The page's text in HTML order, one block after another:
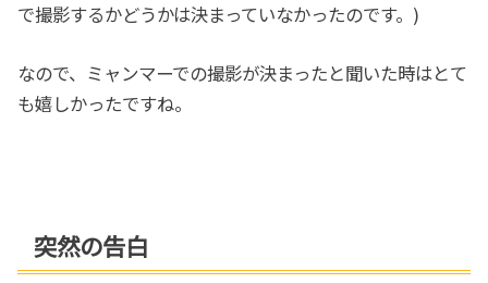
で撮影するかどうかは決まっていなかったのです。)
なので、ミャンマーでの撮影が決まったと聞いた時はとて
も嬉しかったですね。
突然の告白